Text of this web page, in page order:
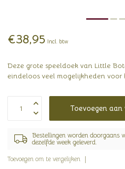
€38,95 Incl. btw
Deze grote speeldoek van Little
eindeloos veel mogelijkheden voor
Toevoegen
Bestellingen worden doorgaans
dezelfde week geleverd.
Toevoegen om te vergelijken